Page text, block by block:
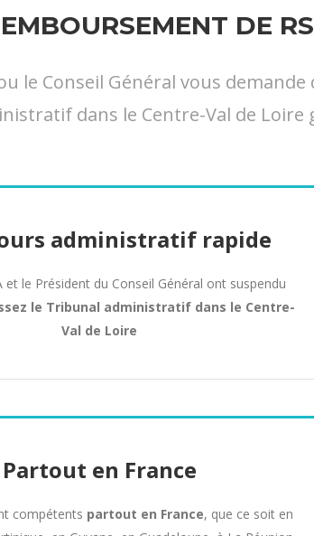
DE
ou le Conseil Général vous
dans le Centre-Val de
administratif rapide
et le Président du Conseil Général ont suspendu
le Tribunal administratif dans le Centre-
Val de Loire
Partout en France
compétents partout en France, que ce soit en